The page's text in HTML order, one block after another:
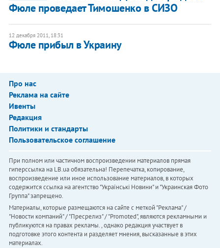
Фюле проведает Тимошенко в СИЗО
12 декабря 2011, 18:31
Фюле прибыл в Украину
Про нас
Реклама на сайте
Ивенты
Редакция
Политики и стандарты
Пользовательское соглашение
При полном или частичном воспроизведении материалов прямая
гиперссылка на LB.ua обязательна! Перепечатка, копирование,
воспроизведение или иное использование материалов, в которых
содержится ссылка на агентство "Українськi Новини" и "Украинская Фото
Группа" запрещено.
Материалы, которые размещаются на сайте с меткой "Реклама" /
"Новости компаний" / "Пресрелиз" / "Promoted", являются рекламными и
публикуются на правах рекламы. , однако редакция участвует в
подготовке этого контента и разделяет мнения, высказанные в этих
материалах.